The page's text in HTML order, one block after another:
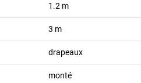
1.2 m
3 m
drapeaux
monté